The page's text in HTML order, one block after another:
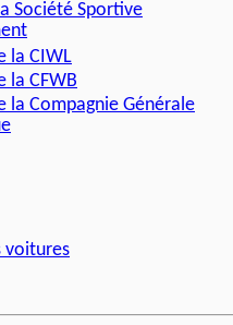
Société Sportive
la CIWL
la CFWB
la Compagnie Générale
voitures